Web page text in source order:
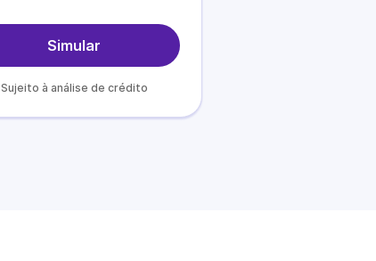
Simular
Sujeito à análise de crédito